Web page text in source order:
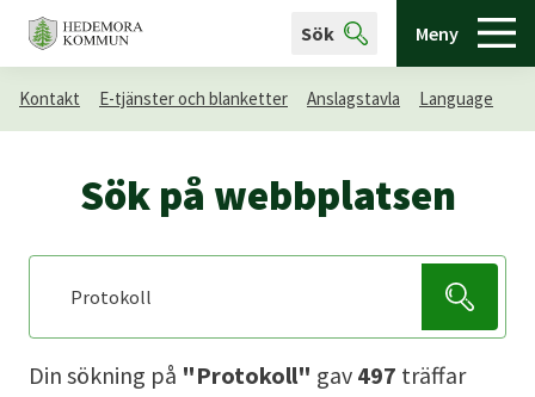
Sök Meny
Kontakt E-tjänster och blanketter Anslagstavla Language
Sök på webbplatsen
Din sökning på "Protokoll" gav 497 träffar